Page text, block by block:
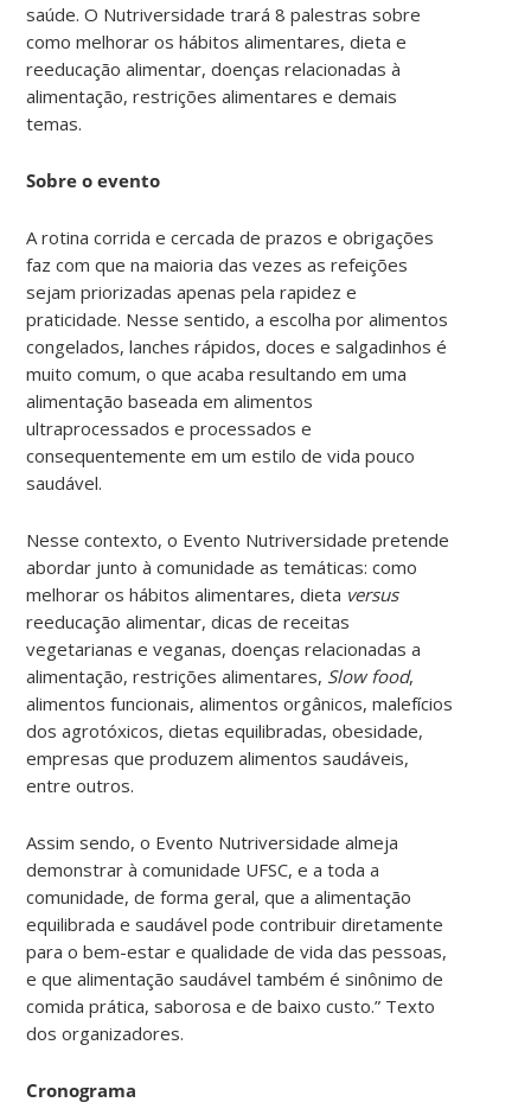
saúde. O Nutriversidade trará 8 palestras sobre
como melhorar os hábitos alimentares, dieta e
reeducação alimentar, doenças relacionadas à
alimentação, restrições alimentares e demais
temas.
Sobre o evento
A rotina corrida e cercada de prazos e obrigações
faz com que na maioria das vezes as refeições
sejam priorizadas apenas pela rapidez e
praticidade. Nesse sentido, a escolha por alimentos
congelados, lanches rápidos, doces e salgadinhos é
muito comum, o que acaba resultando em uma
alimentação baseada em alimentos
ultraprocessados e processados e
consequentemente em um estilo de vida pouco
saudável.
Nesse contexto, o Evento Nutriversidade pretende
abordar junto à comunidade as temáticas: como
melhorar os hábitos alimentares, dieta versus
reeducação alimentar, dicas de receitas
vegetarianas e veganas, doenças relacionadas a
alimentação, restrições alimentares, Slow food,
alimentos funcionais, alimentos orgânicos, malefícios
dos agrotóxicos, dietas equilibradas, obesidade,
empresas que produzem alimentos saudáveis,
entre outros.
Assim sendo, o Evento Nutriversidade almeja
demonstrar à comunidade UFSC, e a toda a
comunidade, de forma geral, que a alimentação
equilibrada e saudável pode contribuir diretamente
para o bem-estar e qualidade de vida das pessoas,
e que alimentação saudável também é sinônimo de
comida prática, saborosa e de baixo custo.” Texto
dos organizadores.
Cronograma